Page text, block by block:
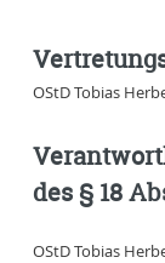
OStD Tobias
des § 18
OStD Tobias